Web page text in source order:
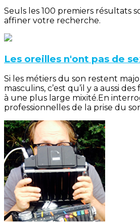
Seuls les 100 premiers résultats
affiner votre recherche.
Les oreilles n'ont pas de
Si les métiers du son restent
masculins, c’est qu’il y a aussi
à une plus large mixité.En
professionnelles de la prise du